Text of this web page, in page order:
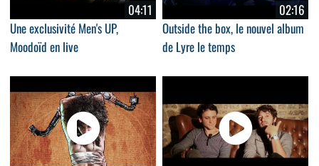
04:11
Une exclusivité Men's UP,
Moodoïd en live
02:16
Outside the box, le nouvel album
de Lyre le temps